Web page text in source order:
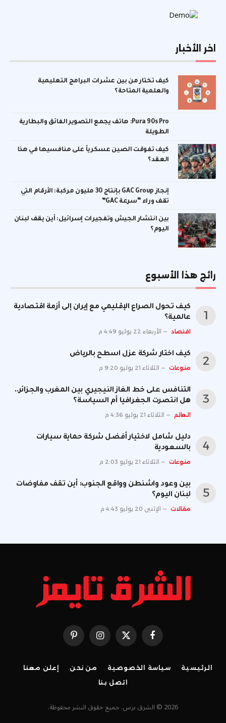
اخر الأخبار
كيف تختار من بين عشرات البرامج التعليمية
والعلمية المتاحة؟
Pura 90s Pro: هاتف يجمع التصوير الفائق والبطارية
الطويلة
كيف تفوقت الصين عسكرياً على منافسيها في هذا
العقد؟
إنجاز GAC Group بإنتاج 30 مليون مركبة: الأرقام التي
تقف وراء “سرعة GAC”
بين انتشار الجيش وتفجيرات إسرائيل: أين يقف لبنان
اليوم؟
رائج هذا الأسبوع
كيف تحول الصراع الإقليمي مع إيران إلى أزمة اقتصادية
عالمية؟
اقتصاد الأربعاء 22 يوليو 4:49 م
كيف اختار شركة عزل اسطح بالرياض
منوعات الثلاثاء 21 يوليو 9:20 م
التنافس على خط الغاز النيجيري بين المغرب والجزائر..
هل انتصرت الجغرافيا أم السياسة؟
العالم الثلاثاء 21 يوليو 4:36 م
دليل شامل لاختيار أفضل شركة حماية سيارات
بالسعودية
منوعات الثلاثاء 21 يوليو 2:03 م
بين وعود واشنطن وواقع الجنوب: أين تقف مفاوضات
لبنان اليوم؟
مقالات الإثنين 20 يوليو 4:43 م
فيسبوك X
(Twitter)
الانستغرامبينتيريست
الرئيسية سياسة الخصوصية من نحن
إعلن معنا
اتصل بنا
2026 © الشرق برس. جميع حقوق النشر محفوظة.